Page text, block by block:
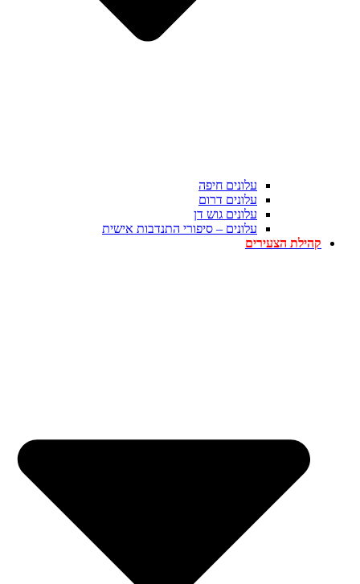
עלונים חיפה
עלונים דרום
עלונים גוש דן
עלונים – סיפורי התנדבות אישית
קהילת הצעירים